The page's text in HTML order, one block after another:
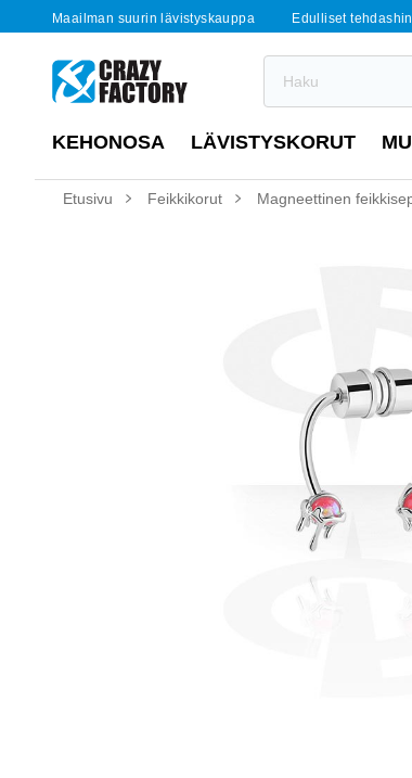
Maailman suurin lävistyskauppa Edulliset
KEHONOSA LÄVISTYSKORUT
Etusivu Feikkikorut Magneettinen